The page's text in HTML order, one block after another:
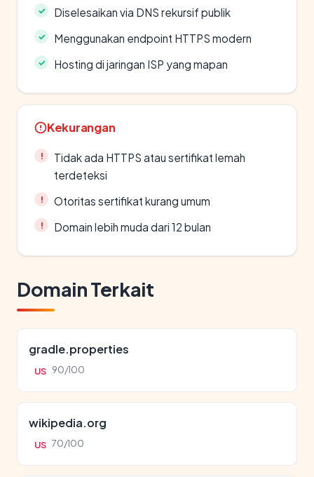
Diselesaikan via DNS rekursif publik
Menggunakan endpoint HTTPS modern
Hosting di jaringan ISP yang mapan
Kekurangan
Tidak ada HTTPS atau sertifikat lemah
terdeteksi
Otoritas sertifikat kurang umum
Domain lebih muda dari 12 bulan
Domain Terkait
gradle.properties
US 90/100
wikipedia.org
US 70/100